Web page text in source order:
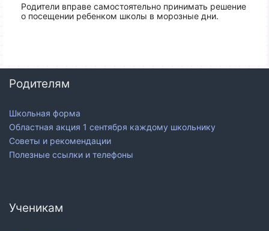
Родители вправе самостоятельно принимать решение
о посещении ребенком школы в морозные дни.
Родителям
Школьная форма
Областная акция 1 сентября каждому школьнику
Советы и рекомендации
Полезные ссылки и телефоны
Ученикам